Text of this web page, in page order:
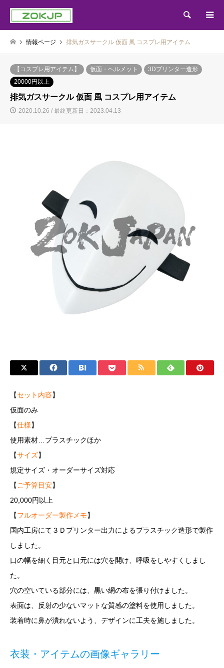
検索
情報ページ 排気ガスサークル 仮面 風 コスプレ用アイテム
【コスプレ用アイテム】 仮面・ヘルメット
3Dプリンター造形
20000円以上
排気ガスサークル 仮面 風 コスプレ用アイテム
2020.10.26 / 最終更新日：2023.04.13
【セット内容】
仮面のみ
【仕様】
使用素材…プラスチックほか
【サイズ】
規定サイズ・オーダーサイズ対応
【ご予算目安】
20,000円以上
【フルオーダー製作メモ】
国内工房にて３Ｄプリンター出力によるプラスチック造形で製作
しました。
口の幅を細く目元と口元には穴を開け、呼吸をしやすくしまし
た。
穴の空いている部分には、黒い網の布を張り付けました。
表面は、反射の少ないマットな質感の塗料を使用しました。
装着時に鼻が潰れないよう、デザインに工夫を施しました。
衣装・アイテムの画像ギャラリー